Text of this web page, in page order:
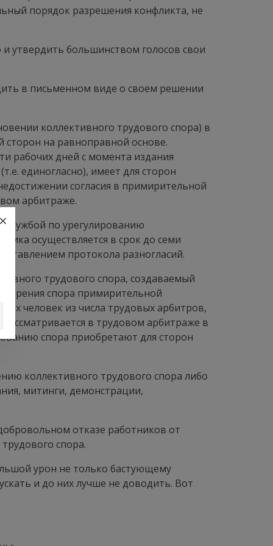
порядок разрешения конфликта, не
утвердить большинством голосов свои
в письменном виде о своем решении
коллективного трудового спора) в
сторон на равноправной основе.
рабочих дней с момента издания
единогласно), имеет для сторон
согласия в примирительной
арбитраже.
Службой по урегулированию
осуществляется в срок до семи
протокола разногласий.
трудового спора, создаваемый
спора примирительной
человек из числа трудовых арбитров,
в трудовом арбитраже в
спора приобретают для сторон
коллективного трудового спора либо
митинги, демонстрации,
отказе работников от
спора.
урон не только бастующему
и до них лучше не доводить. Вот
×